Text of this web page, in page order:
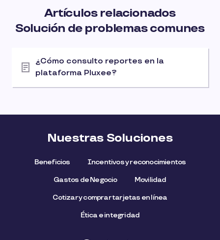
Artículos relacionados
Solución de problemas comunes
¿Cómo consulto reportes en la
plataforma Pluxee?
Nuestras Soluciones
Beneficios Incentivos y reconocimientos
Gastos de Negocio Movilidad
Cotizar y comprar tarjetas en línea
Ética e integridad